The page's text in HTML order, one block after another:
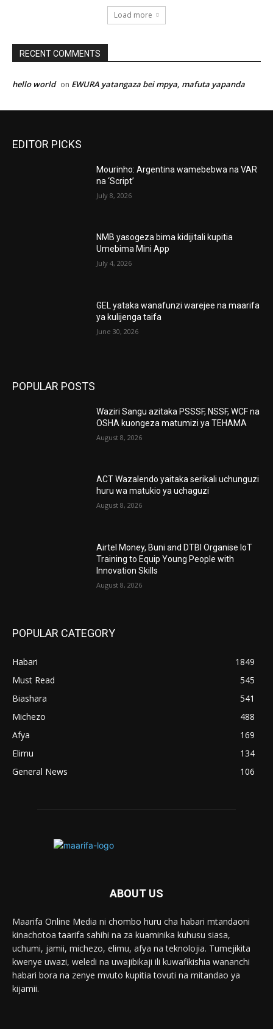
Load more
RECENT COMMENTS
hello world on EWURA yatangaza bei mpya, mafuta yapanda
EDITOR PICKS
Mourinho: Argentina wamebebwa na VAR
na ‘Script’
July 8, 2026
NMB yasogeza bima kidijitali kupitia
Umebima Mini App
July 4, 2026
GEL yataka wanafunzi warejee na maarifa
ya kulijenga taifa
June 30, 2026
POPULAR POSTS
Waziri Sangu azitaka PSSSF, NSSF, WCF na
OSHA kuongeza matumizi ya TEHAMA
August 8, 2026
ACT Wazalendo yaitaka serikali uchunguzi
huru wa matukio ya uchaguzi
August 8, 2026
Airtel Money, Buni and DTBI Organise IoT
Training to Equip Young People with
Innovation Skills
August 8, 2026
POPULAR CATEGORY
Habari
1849
Must Read
545
Biashara
541
Michezo
488
Afya
169
Elimu
134
General News
106
ABOUT US
Maarifa Online Media ni chombo huru cha habari mtandaoni
kinachotoa taarifa sahihi na za kuaminika kuhusu siasa,
uchumi, jamii, michezo, elimu, afya na teknolojia. Tumejikita
kwenye uwazi, weledi na uwajibikaji ili kuwafikishia wananchi
habari bora na zenye mvuto kupitia tovuti na mitandao ya
kijamii.